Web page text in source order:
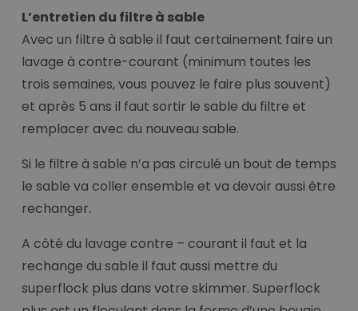
L’entretien du filtre à sable
Avec un filtre à sable il faut certainement faire un
lavage à contre-courant (minimum toutes les
trois semaines, vous pouvez le faire plus souvent)
et après 5 ans il faut sortir le sable du filtre et
remplacer avec du nouveau sable.
Si le filtre à sable n’a pas circulé un bout de temps
le sable va coller ensemble et va devoir aussi être
rechanger.
A côté du lavage contre – courant il faut et la
rechange du sable il faut aussi mettre du
superflock plus dans votre skimmer. Superflock